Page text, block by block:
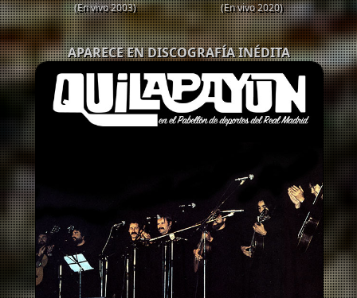
(En vivo 2003) (En vivo 2020)
APARECE EN DISCOGRAFÍA INÉDITA